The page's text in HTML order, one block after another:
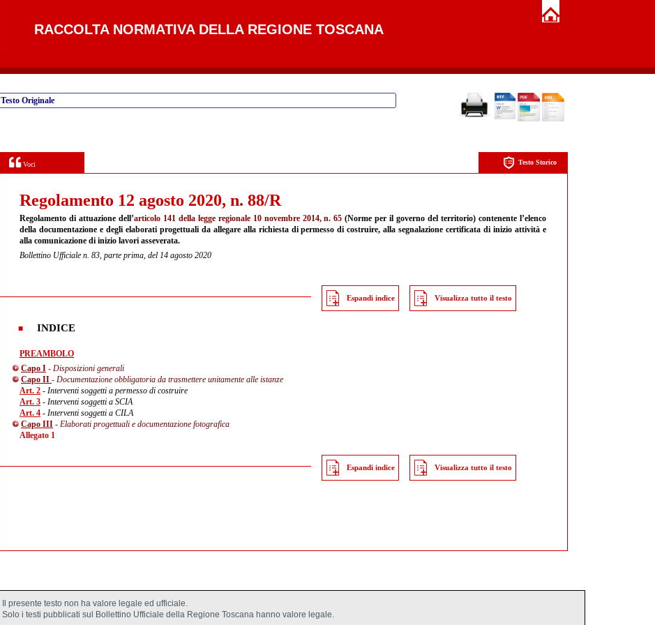
RACCOLTA NORMATIVA DELLA REGIONE TOSCANA
Testo Originale
Voci Testo Storico
Regolamento 12 agosto 2020, n. 88/R
Regolamento di attuazione dell’articolo 141 della legge regionale 10 novembre 2014, n. 65 (Norme per il governo del territorio) contenente l’elenco
della documentazione e degli elaborati progettuali da allegare alla richiesta di permesso di costruire, alla segnalazione certificata di inizio attività e
alla comunicazione di inizio lavori asseverata.
Bollettino Ufficiale n. 83, parte prima, del 14 agosto 2020
Espandi indice Visualizza tutto il testo
INDICE
PREAMBOLO
Capo I - Disposizioni generali
Capo II - Documentazione obbligatoria da trasmettere unitamente alle istanze
Art. 2 - Interventi soggetti a permesso di costruire
Art. 3 - Interventi soggetti a SCIA
Art. 4 - Interventi soggetti a CILA
Capo III - Elaborati progettuali e documentazione fotografica
Allegato 1
Espandi indice Visualizza tutto il testo
Il presente testo non ha valore legale ed ufficiale.
Solo i testi pubblicati sul Bollettino Ufficiale della Regione Toscana hanno valore legale.